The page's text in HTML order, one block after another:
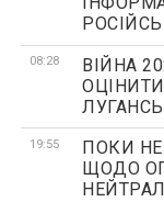
08:28
ВІЙНА
19:55
ПОКИ
ЩОДО